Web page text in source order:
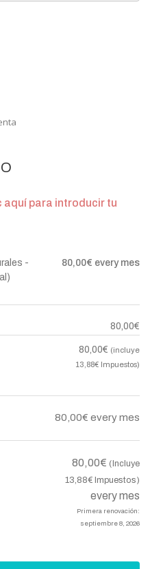
aquí para introducir tu
-
80,00€ every mes
80,00€
80,00€ (incluye
13,88€ Impuestos)
80,00€ every mes
80,00€ (Incluye
13,88€ Impuestos)
every mes
Primera renovación:
septiembre 8, 2026